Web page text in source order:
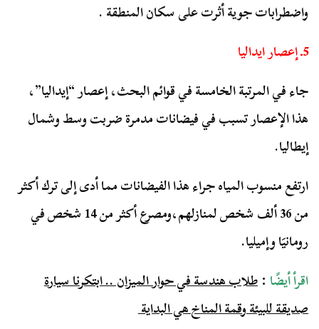
واضطرابات جوية أثرت على سكان المنطقة .
5ـ إعصار ايداليا
جاء في المرتبة الخامسة في قوائم البحث، إعصار “إيداليا”،
هذا الإعصار تسبب في فيضانات مدمرة ضربت وسط وشمال
إيطاليا.
ارتفع منسوب المياه جراء هذا الفيضانات مما أدى إلى ترك أكثر
من 36 ألف شخص لمنازلهم،ومصرع أكثر من 14 شخص في
رومانيَا وإميليا.
اقرأ أيضًا :طلاب هندسة في حوار الميزان .. ابتكرنا سيارة
صديقة للبيئة وقمة المناخ هي البداية